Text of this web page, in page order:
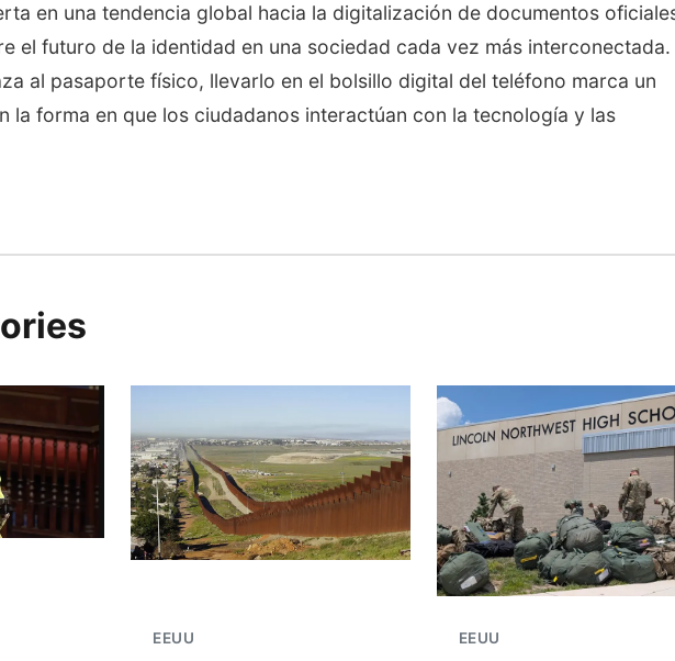
en una tendencia global hacia la digitalización de documentos
el futuro de la identidad en una sociedad cada vez más interconectada.
al pasaporte físico, llevarlo en el bolsillo digital del teléfono marca un
la forma en que los ciudadanos interactúan con la tecnología y las
EEUU EEUU